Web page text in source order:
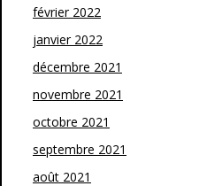
février 2022
janvier 2022
décembre 2021
novembre 2021
octobre 2021
septembre 2021
août 2021